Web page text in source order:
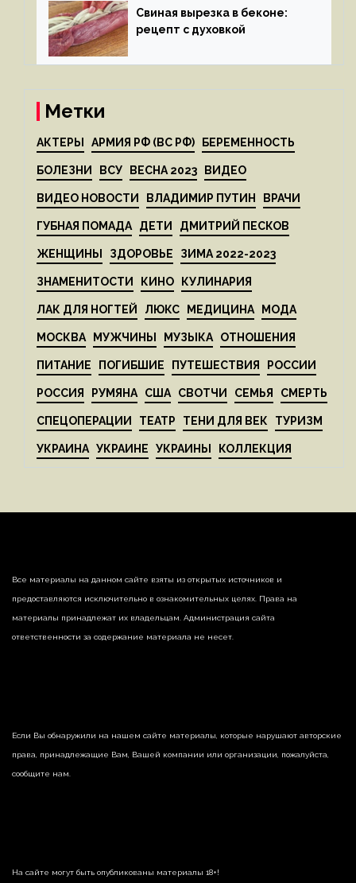
Свиная вырезка в беконе:
рецепт с духовкой
Метки
АКТЕРЫ АРМИЯ РФ (ВС РФ) БЕРЕМЕННОСТЬ
БОЛЕЗНИ ВСУ ВЕСНА 2023 ВИДЕО
ВИДЕО НОВОСТИ ВЛАДИМИР ПУТИН ВРАЧИ
ГУБНАЯ ПОМАДА ДЕТИ ДМИТРИЙ ПЕСКОВ
ЖЕНЩИНЫ ЗДОРОВЬЕ ЗИМА 2022-2023
ЗНАМЕНИТОСТИ КИНО КУЛИНАРИЯ
ЛАК ДЛЯ НОГТЕЙ ЛЮКС МЕДИЦИНА МОДА
МОСКВА МУЖЧИНЫ МУЗЫКА ОТНОШЕНИЯ
ПИТАНИЕ ПОГИБШИЕ ПУТЕШЕСТВИЯ РОССИИ
РОССИЯ РУМЯНА США СВОТЧИ СЕМЬЯ СМЕРТЬ
СПЕЦОПЕРАЦИИ ТЕАТР ТЕНИ ДЛЯ ВЕК ТУРИЗМ
УКРАИНА УКРАИНЕ УКРАИНЫ КОЛЛЕКЦИЯ
Все материалы на данном сайте взяты из открытых источников и
предоставляются исключительно в ознакомительных целях. Права на
материалы принадлежат их владельцам. Администрация сайта
ответственности за содержание материала не несет.
Если Вы обнаружили на нашем сайте материалы, которые нарушают авторские
права, принадлежащие Вам, Вашей компании или организации, пожалуйста,
сообщите нам.
На сайте могут быть опубликованы материалы 18+!